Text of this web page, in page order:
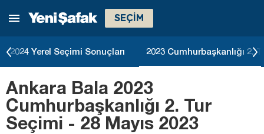
SEÇİM
2024 Yerel Seçimi Sonuçları 2023 Cumhurbaşkanlığı 2.
Ankara Bala 2023
Cumhurbaşkanlığı 2. Tur
Seçimi - 28 Mayıs 2023